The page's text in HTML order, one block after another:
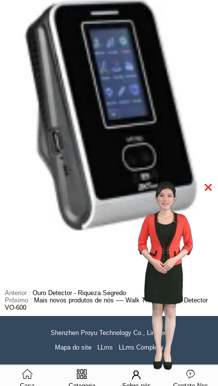
Anterior : Ouro Detector - Riqueza Segredo
Próximo : Mais novos produtos de nós ---- Walk Through Metal Detector
VO-600
Shenzhen Proyu Technology Co., Limited
Mapa do site
LLms LLms Completo
×